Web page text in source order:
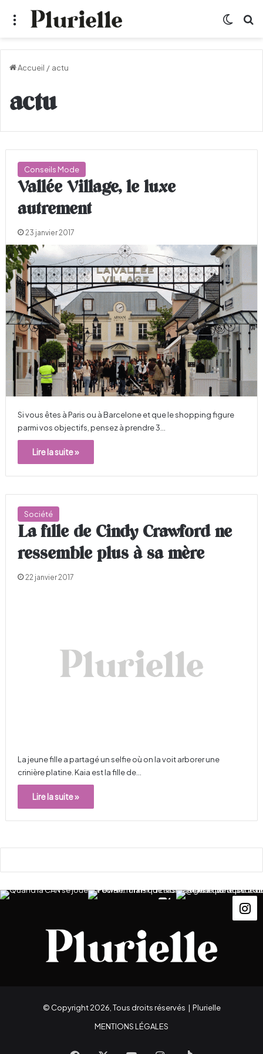
Menu
Accueil / actu
actu
Conseils Mode
Vallée Village, le luxe
autrement
23 janvier 2017
Si vous êtes à Paris ou à Barcelone et que le shopping figure
parmi vos objectifs, pensez à prendre 3…
Lire la suite »
Société
La fille de Cindy Crawford ne
ressemble plus à sa mère
22 janvier 2017
La jeune fille a partagé un selfie où on la voit arborer une
crinière platine. Kaia est la fille de…
Lire la suite »
© Copyright 2026, Tous droits réservés | Plurielle
MENTIONS LÉGALES